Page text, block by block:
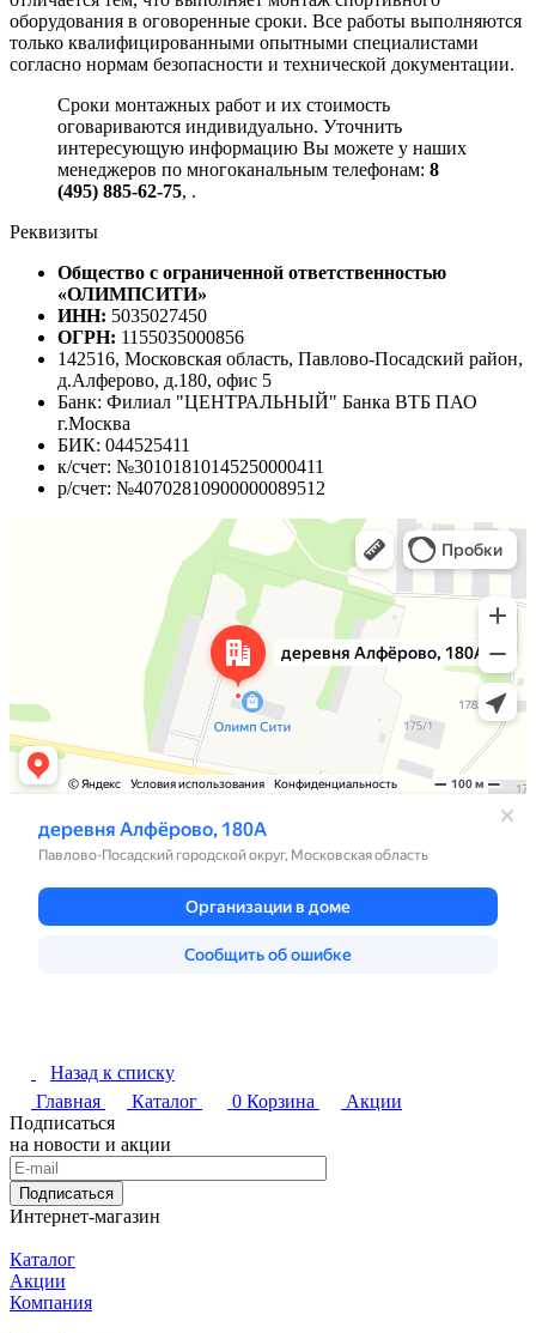
оборудования в оговоренные сроки. Все работы выполняются
только квалифицированными опытными специалистами
согласно нормам безопасности и технической документации.
Сроки монтажных работ и их стоимость
оговариваются индивидуально. Уточнить
интересующую информацию Вы можете у наших
менеджеров по многоканальным телефонам: 8
(495) 885-62-75, .
Реквизиты
Общество с ограниченной ответственностью
«ОЛИМПСИТИ»
ИНН: 5035027450
ОГРН: 1155035000856
142516, Московская область, Павлово-Посадский район,
д.Алферово, д.180, офис 5
Банк: Филиал "ЦЕНТРАЛЬНЫЙ" Банка ВТБ ПАО
г.Москва
БИК: 044525411
к/счет: №30101810145250000411
р/счет: №40702810900000089512
Назад к списку
Главная
Каталог 0 Корзина
Акции
Подписаться
на новости и акции
Подписаться
Интернет-магазин
Каталог
Акции
Компания